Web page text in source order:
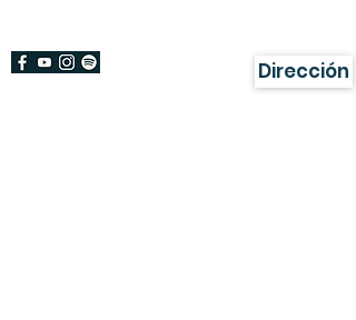
Dirección